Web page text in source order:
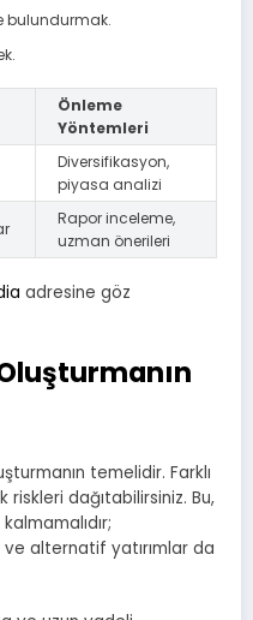
bulundurmak.
Önleme
Yöntemleri
Diversifikasyon,
piyasa analizi
Rapor inceleme,
uzman önerileri
adresine göz
temelidir. Farklı
riskleri dağıtabilirsiniz. Bu,
alternatif yatırımlar da